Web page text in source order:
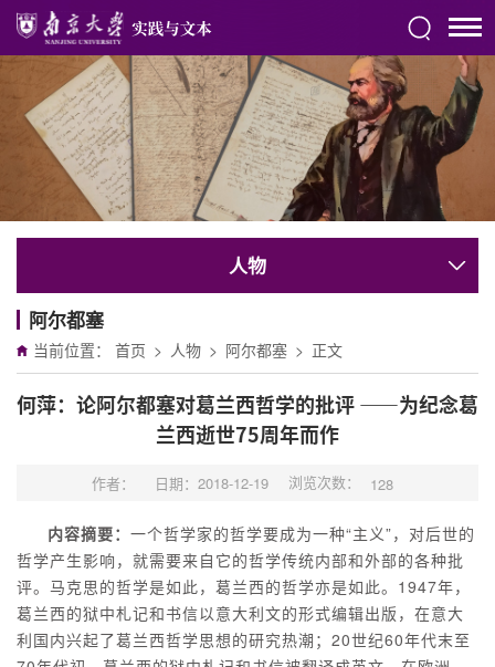
人物
阿尔都塞
当前位置： 首页 > 人物 > 阿尔都塞 > 正文
何萍：论阿尔都塞对葛兰西哲学的批评 ——为纪念葛
兰西逝世75周年而作
作者： 日期：2018-12-19 浏览次数： 128
内容摘要： 一个哲学家的哲学要成为一种“主义”，对后世的
哲学产生影响，就需要来自它的哲学传统内部和外部的各种批
评。马克思的哲学是如此，葛兰西的哲学亦是如此。1947年，
葛兰西的狱中札记和书信以意大利文的形式编辑出版，在意大
利国内兴起了葛兰西哲学思想的研究热潮；20世纪60年代末至